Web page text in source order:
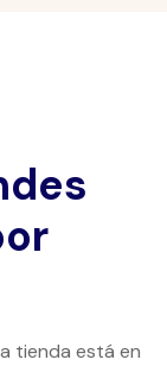
tienda está en